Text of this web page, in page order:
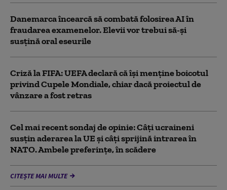
Danemarca încearcă să combată folosirea AI în
fraudarea examenelor. Elevii vor trebui să-şi
susţină oral eseurile
Criză la FIFA: UEFA declară că îşi menţine boicotul
privind Cupele Mondiale, chiar dacă proiectul de
vânzare a fost retras
Cel mai recent sondaj de opinie: Câți ucraineni
susțin aderarea la UE și câți sprijină intrarea în
NATO. Ambele preferințe, în scădere
CITEȘTE MAI MULTE